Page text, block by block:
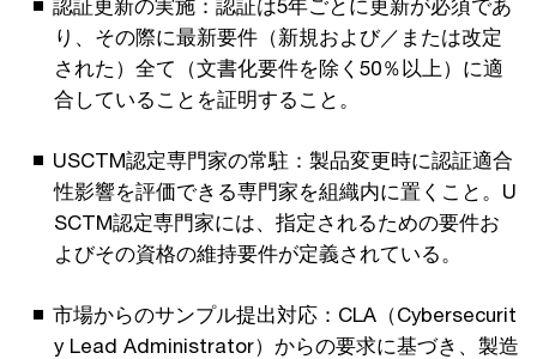
認証更新の実施：認証は5年ごとに更新が必須であ
り、その際に最新要件（新規および／または改定
された）全て（文書化要件を除く50％以上）に適
合していることを証明すること。
USCTM認定専門家の常駐：製品変更時に認証適合
性影響を評価できる専門家を組織内に置くこと。U
SCTM認定専門家には、指定されるための要件お
よびその資格の維持要件が定義されている。
市場からのサンプル提出対応：CLA（Cybersecurit
y Lead Administrator）からの要求に基づき、製造